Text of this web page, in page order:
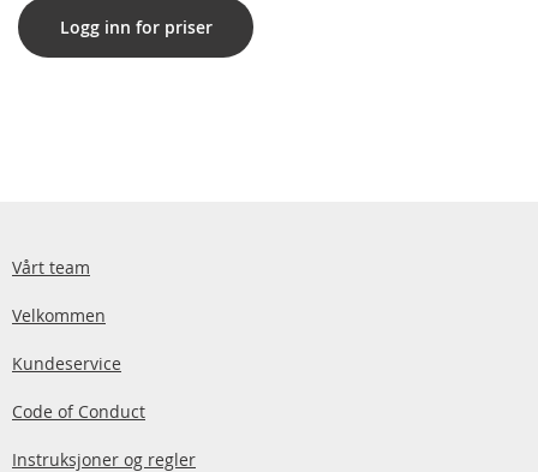
Logg inn for priser
Vårt team
Velkommen
Kundeservice
Code of Conduct
Instruksjoner og regler